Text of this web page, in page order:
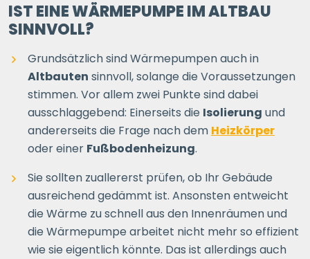
IST EINE WÄRMEPUMPE IM ALTBAU
SINNVOLL?
Grundsätzlich sind Wärmepumpen auch in
Altbauten sinnvoll, solange die Voraussetzungen
stimmen. Vor allem zwei Punkte sind dabei
ausschlaggebend: Einerseits die Isolierung und
andererseits die Frage nach dem Heizkörper
oder einer Fußbodenheizung.
Sie sollten zuallererst prüfen, ob Ihr Gebäude
ausreichend gedämmt ist. Ansonsten entweicht
die Wärme zu schnell aus den Innenräumen und
die Wärmepumpe arbeitet nicht mehr so effizient
wie sie eigentlich könnte. Das ist allerdings auch